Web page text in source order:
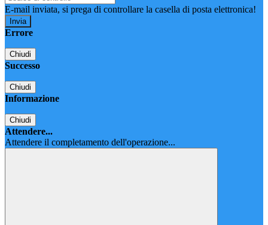
E-mail inviata, si prega di controllare la casella di posta elettronica!
Errore
Chiudi
Successo
Chiudi
Informazione
Chiudi
Attendere...
Attendere il completamento dell'operazione...